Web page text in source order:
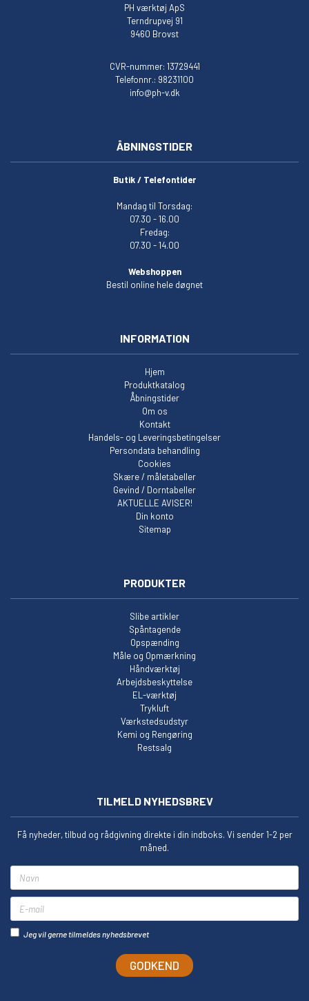
PH værktøj ApS
Terndrupvej 91
9460 Brovst
CVR-nummer: 13729441
Telefonnr.: 98231100
info@ph-v.dk
ÅBNINGSTIDER
Butik / Telefontider
Mandag til Torsdag:
07.30 - 16.00
Fredag:
07.30 - 14.00
Webshoppen
Bestil online hele døgnet
INFORMATION
Hjem
Produktkatalog
Åbningstider
Om os
Kontakt
Handels- og Leveringsbetingelser
Persondata behandling
Cookies
Skære / måletabeller
Gevind / Dorntabeller
AKTUELLE AVISER!
Din konto
Sitemap
PRODUKTER
Slibe artikler
Spåntagende
Opspænding
Måle og Opmærkning
Håndværktøj
Arbejdsbeskyttelse
EL-værktøj
Trykluft
Værkstedsudstyr
Kemi og Rengøring
Restsalg
TILMELD NYHEDSBREV
Få nyheder, tilbud og rådgivning direkte i din indboks. Vi sender 1-2 per
måned.
Jeg vil gerne tilmeldes nyhedsbrevet
GODKEND